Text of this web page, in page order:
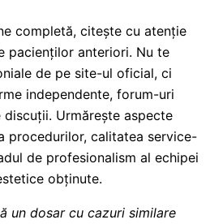
completă, citește cu atenție
pacienților anteriori. Nu te
de pe site-ul oficial, ci
independente, forum-uri
Urmărește aspecte
procedurilor, calitatea service-
de profesionalism al echipei
obținute.
un dosar cu cazuri similare